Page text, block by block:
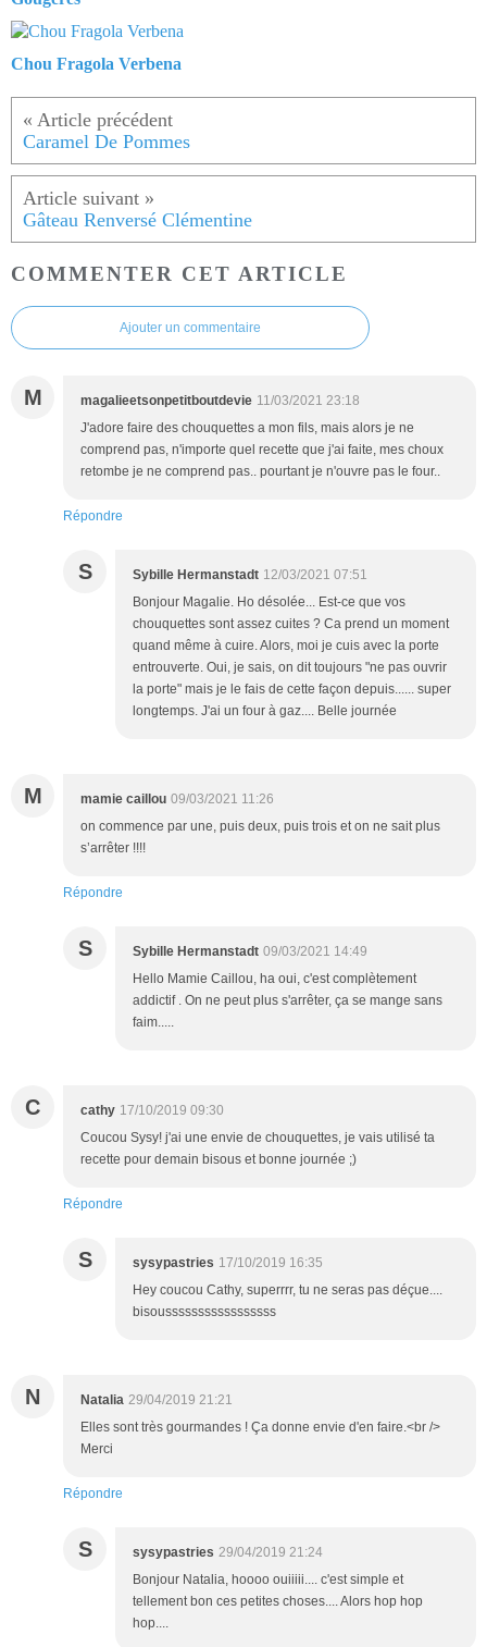
Chou Fragola Verbena
Caramel De Pommes
Gâteau Renversé Clémentine
COMMENTER CET ARTICLE
Ajouter un commentaire
M magalieetsonpetitboutdevie 11/03/2021 23:18
J'adore faire des chouquettes a mon fils, mais alors je ne
comprend pas, n'importe quel recette que j'ai faite, mes choux
retombe je ne comprend pas.. pourtant je n'ouvre pas le four..
Répondre
S Sybille Hermanstadt 12/03/2021 07:51
Bonjour Magalie. Ho désolée... Est-ce que vos
chouquettes sont assez cuites ? Ca prend un moment
quand même à cuire. Alors, moi je cuis avec la porte
entrouverte. Oui, je sais, on dit toujours "ne pas ouvrir
la porte" mais je le fais de cette façon depuis...... super
longtemps. J'ai un four à gaz.... Belle journée
M mamie caillou 09/03/2021 11:26
on commence par une, puis deux, puis trois et on ne sait plus
s’arrêter !!!!
Répondre
S Sybille Hermanstadt 09/03/2021 14:49
Hello Mamie Caillou, ha oui, c'est complètement
addictif . On ne peut plus s'arrêter, ça se mange sans
faim.....
C cathy 17/10/2019 09:30
Coucou Sysy! j'ai une envie de chouquettes, je vais utilisé ta
recette pour demain bisous et bonne journée ;)
Répondre
S sysypastries 17/10/2019 16:35
Hey coucou Cathy, superrrr, tu ne seras pas déçue....
bisousssssssssssssssss
N Natalia 29/04/2019 21:21
Elles sont très gourmandes ! Ça donne envie d'en faire.<br />
Merci
Répondre
S sysypastries 29/04/2019 21:24
Bonjour Natalia, hoooo ouiiiii.... c'est simple et
tellement bon ces petites choses.... Alors hop hop
hop....